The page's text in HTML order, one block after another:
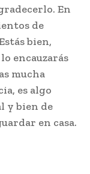
En
de
bien,
encauzarás
mucha
es algo
y bien de
en casa.